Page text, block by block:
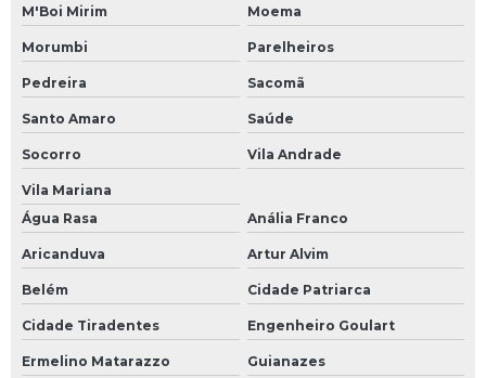
M'Boi Mirim Moema
Morumbi Parelheiros
Pedreira Sacomã
Santo Amaro Saúde
Socorro Vila Andrade
Vila Mariana
Água Rasa
Anália Franco
Aricanduva Artur Alvim
Belém Cidade Patriarca
Cidade Tiradentes Engenheiro Goulart
Ermelino Matarazzo Guianazes